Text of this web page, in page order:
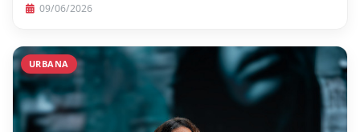
09/06/2026
URBANA